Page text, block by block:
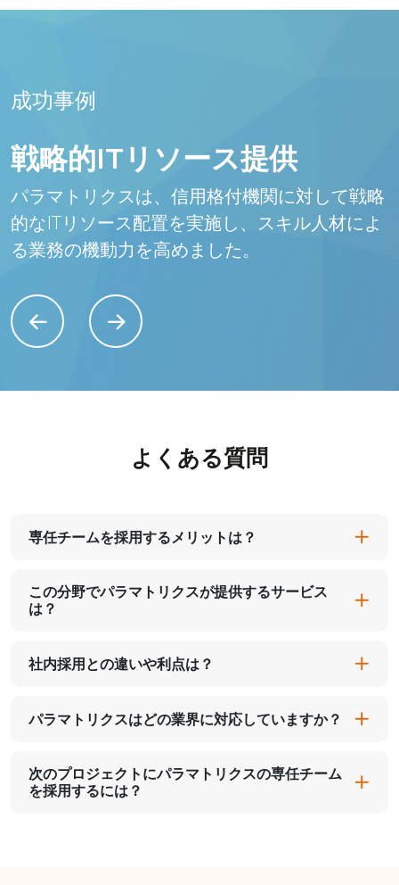
成功事例
戦略的ITリソース提供
パラマトリクスは、信用格付機関に対して戦略
的なITリソース配置を実施し、スキル人材によ
る業務の機動力を高めました。
よくある質問
専任チームを採用するメリットは？
この分野でパラマトリクスが提供するサービス
は？
社内採用との違いや利点は？
パラマトリクスはどの業界に対応していますか？
次のプロジェクトにパラマトリクスの専任チーム
を採用するには？